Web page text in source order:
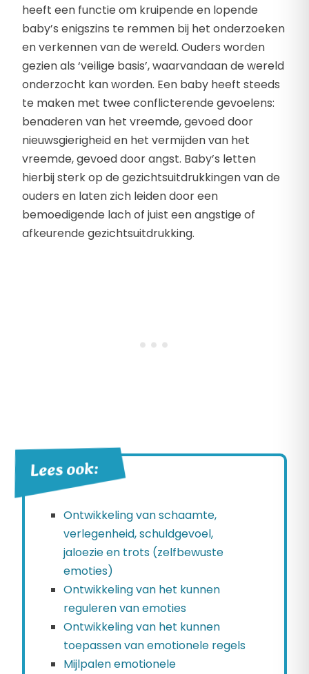
heeft een functie om kruipende en lopende
baby’s enigszins te remmen bij het onderzoeken
en verkennen van de wereld. Ouders worden
gezien als ‘veilige basis’, waarvandaan de wereld
onderzocht kan worden. Een baby heeft steeds
te maken met twee conflicterende gevoelens:
benaderen van het vreemde, gevoed door
nieuwsgierigheid en het vermijden van het
vreemde, gevoed door angst. Baby’s letten
hierbij sterk op de gezichtsuitdrukkingen van de
ouders en laten zich leiden door een
bemoedigende lach of juist een angstige of
afkeurende gezichtsuitdrukking.
Lees ook:
Ontwikkeling van schaamte,
verlegenheid, schuldgevoel,
jaloezie en trots (zelfbewuste
emoties)
Ontwikkeling van het kunnen
reguleren van emoties
Ontwikkeling van het kunnen
toepassen van emotionele regels
Mijlpalen emotionele